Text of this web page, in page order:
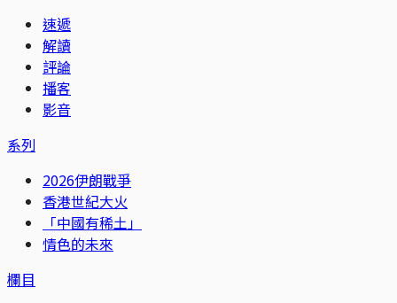
速遞
解讀
評論
播客
影音
系列
2026伊朗戰爭
香港世紀大火
「中國有稀土」
情色的未來
欄目